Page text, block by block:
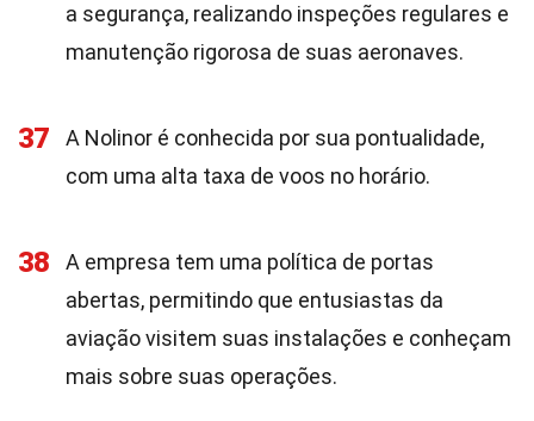
a segurança, realizando inspeções regulares e
manutenção rigorosa de suas aeronaves.
37
A Nolinor é conhecida por sua pontualidade,
com uma alta taxa de voos no horário.
38
A empresa tem uma política de portas
abertas, permitindo que entusiastas da
aviação visitem suas instalações e conheçam
mais sobre suas operações.